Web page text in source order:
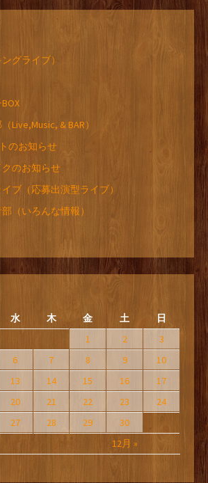
グライブ）
Live,Music, & BAR）
のお知らせ
のお知らせ
ブ（応募出演型ライブ）
（いろんな情報）
水 木 金 土 日
12月 »
1 2
3
6 7 8 9
10
13 14 15 16
17
20 21 22 23
24
27 28 29 30